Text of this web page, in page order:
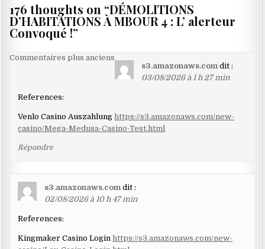
176 thoughts on “DÉMOLITIONS
D’HABITATIONS À MBOUR 4 : L’ alerteur
Convoqué !”
Navigation
les
commentaires
Commentaires plus anciens
s3.amazonaws.com dit :
03/08/2026 à 1 h 27 min
References:
Venlo Casino Auszahlung https://s3.amazonaws.com/new-
casino/Mega-Medusa-Casino-Test.html
Répondre
s3.amazonaws.com dit :
02/08/2026 à 10 h 47 min
References:
Kingmaker Casino Loginhttps://s3.amazonaws.com/new-